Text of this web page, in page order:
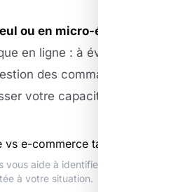
ou en micro-équipe :
en ligne : à évaluer
des commandes
votre capacité.
aide à identifier la solution
à votre situation.